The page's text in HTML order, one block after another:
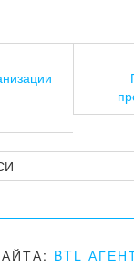
BTL